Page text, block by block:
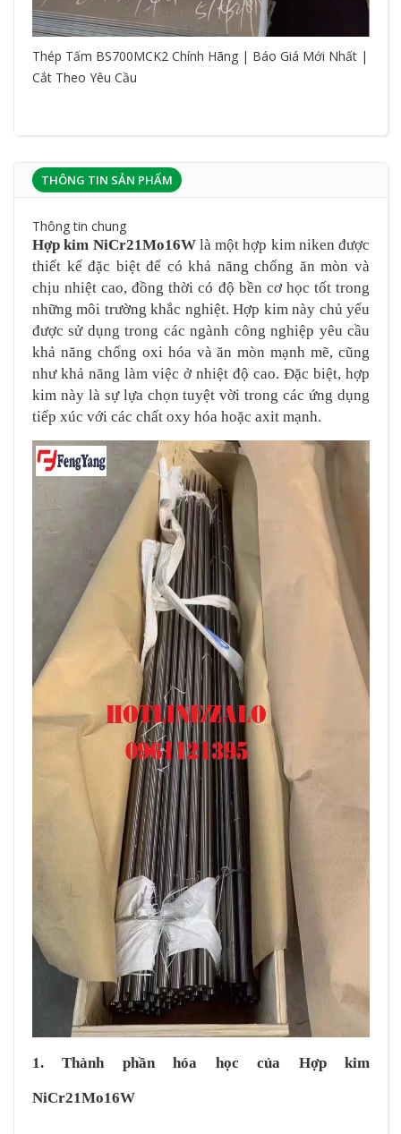
Thép Tấm BS700MCK2 Chính Hãng | Báo Giá Mới Nhất |
Cắt Theo Yêu Cầu
THÔNG TIN SẢN PHẨM
Thông tin chung
Hợp kim NiCr21Mo16Wlà một hợp kim niken được
thiết kế đặc biệt để có khả năng chống ăn mòn và
chịu nhiệt cao, đồng thời có độ bền cơ học tốt trong
những môi trường khắc nghiệt. Hợp kim này chủ yếu
được sử dụng trong các ngành công nghiệp yêu cầu
khả năng chống oxi hóa và ăn mòn mạnh mẽ, cũng
như khả năng làm việc ở nhiệt độ cao. Đặc biệt, hợp
kim này là sự lựa chọn tuyệt vời trong các ứng dụng
tiếp xúc với các chất oxy hóa hoặc axit mạnh.
1. Thành phần hóa học của Hợp kim
NiCr21Mo16W